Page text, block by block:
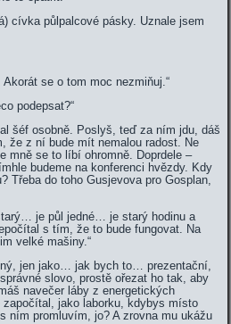
cívka půlpalcové pásky. Uznale jsem
se o tom moc nezmiňuj.“
podepsat?“
šéf osobně. Poslyš, teď za ním jdu, dáš
že z ní bude mít nemalou radost. Ne
mně se to líbí ohromně. Doprdele –
budeme na konferenci hvězdy. Kdy
Třeba do toho Gusjevova pro Gosplan,
je půl jedné… je starý hodinu a
s tím, že to bude fungovat. Na
velké mašiny.“
jen jako… jak bych to… prezentační,
slovo, prostě ořezat ho tak, aby
navečer láby z energetických
jako laborku, kdybys místo
ním promluvím, jo? A zrovna mu ukážu